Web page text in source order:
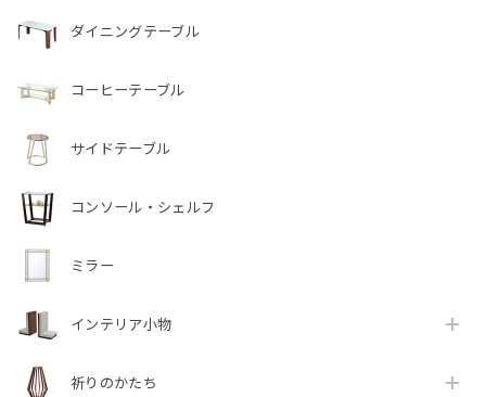
ダイニングテーブル
コーヒーテーブル
サイドテーブル
コンソール・シェルフ
ミラー
インテリア小物
祈りのかたち